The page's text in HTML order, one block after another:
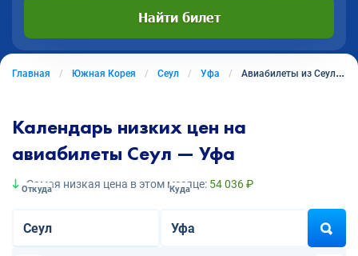
Найти билет
Главная Южная Корея Сеул Уфа Авиабилеты из Сеула в Уфу
Календарь низких цен на
авиабилеты Сеул — Уфа
Самая низкая цена в этом месяце: 54 036 ₽
Откуда Куда